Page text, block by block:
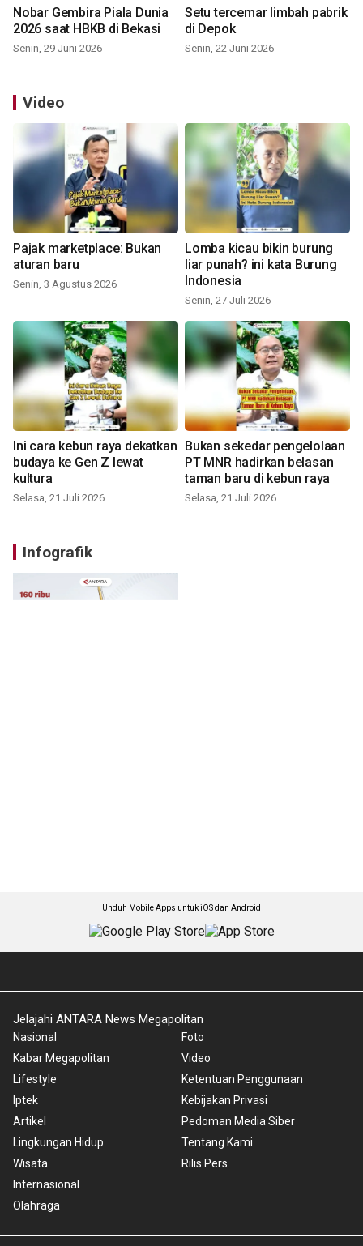
Nobar Gembira Piala Dunia
2026 saat HBKB di Bekasi
Senin, 29 Juni 2026
Setu tercemar limbah pabrik
di Depok
Senin, 22 Juni 2026
Video
Pajak marketplace: Bukan
aturan baru
Senin, 3 Agustus 2026
Lomba kicau bikin burung
liar punah? ini kata Burung
Indonesia
Senin, 27 Juli 2026
Ini cara kebun raya dekatkan
budaya ke Gen Z lewat
kultura
Selasa, 21 Juli 2026
Bukan sekedar pengelolaan
PT MNR hadirkan belasan
taman baru di kebun raya
Selasa, 21 Juli 2026
Infografik
Unduh Mobile Apps untuk iOS dan Android
Jelajahi ANTARA News Megapolitan
Nasional
Kabar Megapolitan
Lifestyle
Iptek
Artikel
Lingkungan Hidup
Wisata
Internasional
Olahraga
Foto
Video
Ketentuan Penggunaan
Kebijakan Privasi
Pedoman Media Siber
Tentang Kami
Rilis Pers